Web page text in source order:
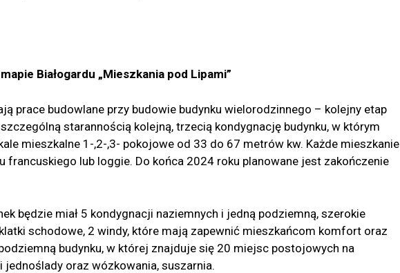
Białogardu „Mieszkania pod Lipami”
prace budowlane przy budowie budynku wielorodzinnego – kolejny etap
starannością kolejną, trzecią kondygnację budynku, w którym
mieszkalne 1-,2-,3- pokojowe od 33 do 67 metrów kw. Każde mieszkanie
francuskiego lub loggie. Do końca 2024 roku planowane jest zakończenie
będzie miał 5 kondygnacji naziemnych i jedną podziemną, szerokie
schodowe, 2 windy, które mają zapewnić mieszkańcom komfort oraz
budynku, w której znajduje się 20 miejsc postojowych na
oraz wózkowania, suszarnia.